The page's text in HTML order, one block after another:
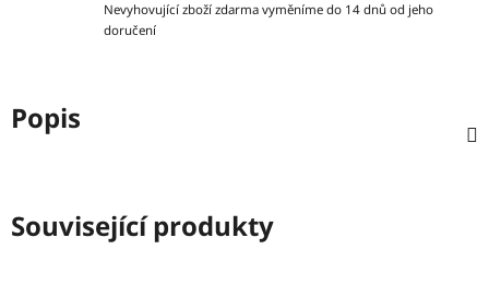
Nevyhovující zboží zdarma vyměníme do 14 dnů od jeho
doručení
Popis
Související produkty